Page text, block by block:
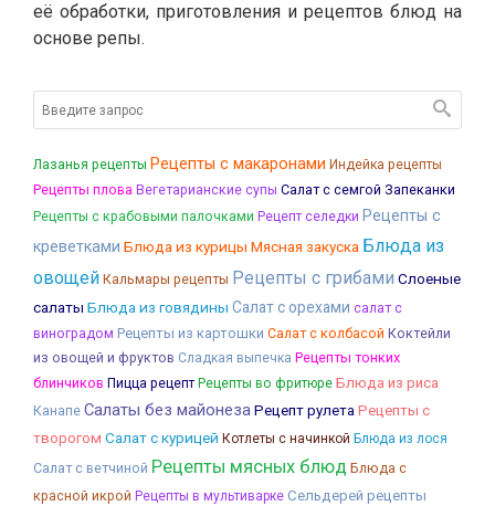
её обработки, приготовления и рецептов блюд на
основе репы.
Лазанья рецепты Рецепты с макаронами Индейка рецепты
Рецепты плова Вегетарианские супы Салат с семгой Запеканки
Рецепты с крабовыми палочками Рецепт селедки Рецепты с
креветками Блюда из курицы Мясная закуска Блюда из
овощей Кальмары рецепты Рецепты с грибами Слоеные
салаты Блюда из говядины Салат с орехами салат с
виноградом Рецепты из картошки Салат с колбасой Коктейли
из овощей и фруктов Сладкая выпечка Рецепты тонких
блинчиков Пицца рецепт Рецепты во фритюре Блюда из риса
Канапе Салаты без майонеза Рецепт рулета Рецепты с
творогом Салат с курицей Котлеты с начинкой Блюда из лося
Салат с ветчиной Рецепты мясных блюд Блюда с
красной икрой Рецепты в мультиварке Сельдерей рецепты